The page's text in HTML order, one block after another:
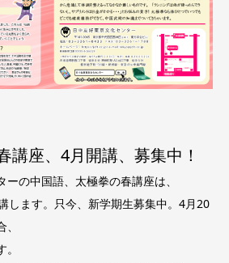
講座、4月開講、募集中！
の中国語、太極拳の春講座は、
します。只今、新学期生募集中。4月20